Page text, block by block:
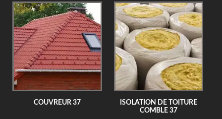
COUVREUR 37
ISOLATION DE TOITURE
COMBLE 37